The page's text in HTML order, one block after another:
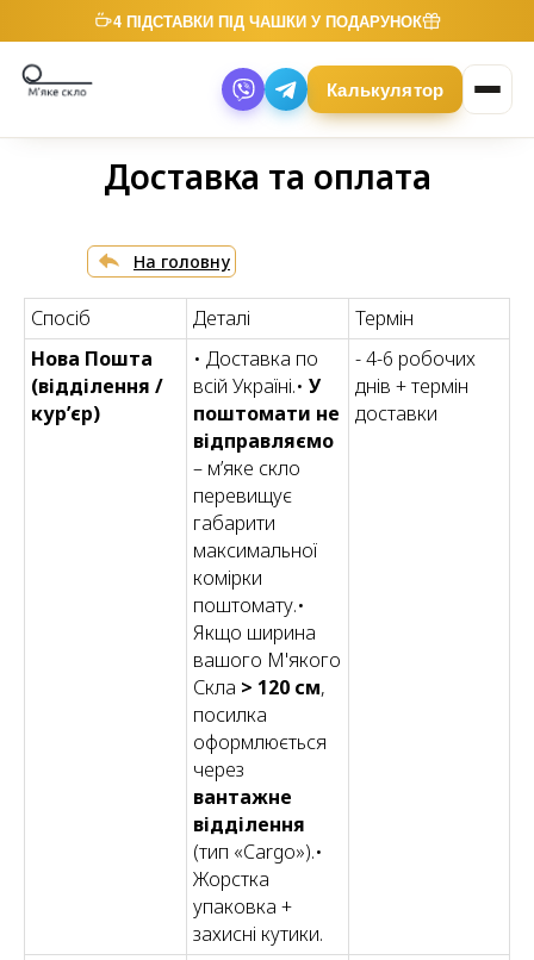
4 ПІДСТАВКИ ПІД ЧАШКИ У ПОДАРУНОК
Калькулятор
Доставка та оплата
На головну
Спосіб Деталі
Термін
Нова Пошта
(відділення /
курʼєр)
• Доставка по
всій Україні.• У
поштомати не
відправляємо
– м’яке скло
перевищує
габарити
максимальної
комірки
поштомату.•
Якщо ширина
вашого М'якого
Скла > 120 см,
посилка
оформлюється
через
вантажне
відділення
(тип «Cargo»).•
Жорстка
упаковка +
захисні кутики.
- 4-6 робочих
днів + термін
доставки